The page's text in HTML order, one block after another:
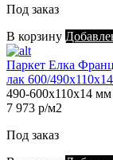
Под заказ
В корзину
Паркет Елка
лак 600/
490-600х110х14 мм
7 973 р/м2
Под заказ